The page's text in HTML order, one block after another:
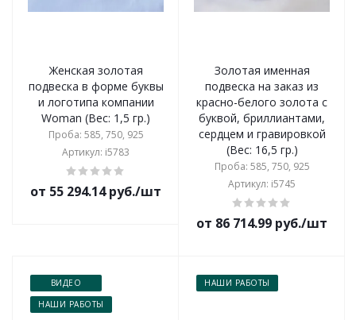
Женская золотая
подвеска в форме буквы
и логотипа компании
Woman (Вес: 1,5 гр.)
Проба: 585, 750, 925
Артикул: i5783
от 55 294.14 руб./шт
Золотая именная
подвеска на заказ из
красно-белого золота с
буквой, бриллиантами,
сердцем и гравировкой
(Вес: 16,5 гр.)
Проба: 585, 750, 925
Артикул: i5745
от 86 714.99 руб./шт
ВИДЕО
НАШИ РАБОТЫ
НАШИ РАБОТЫ